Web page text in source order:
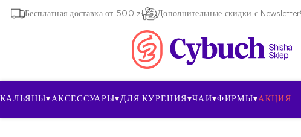
Бесплатная доставка от 500 zł Дополнительные скидки с Newsletter
КАЛЬЯНЫ▾АКСЕССУАРЫ▾ДЛЯ КУРЕНИЯ▾ЧАИ▾ФИРМЫ▾АКЦИЯ